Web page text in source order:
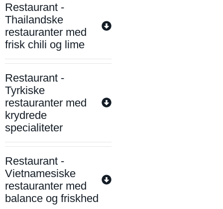
Restaurant -
Thailandske
restauranter med
frisk chili og lime
Restaurant -
Tyrkiske
restauranter med
krydrede
specialiteter
Restaurant -
Vietnamesiske
restauranter med
balance og friskhed